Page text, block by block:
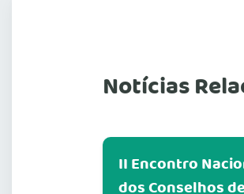
Notícias
II Encontro
dos Conselhos